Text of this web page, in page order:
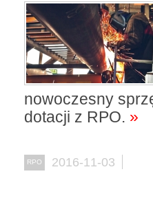
nowoczesny
dotacji z RPO. »
RPO 2016-11-03